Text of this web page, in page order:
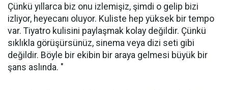
Çünkü yıllarca biz onu izlemişiz, şimdi o gelip bizi
izliyor, heyecanı oluyor. Kuliste hep yüksek bir tempo
var. Tiyatro kulisini paylaşmak kolay değildir. Çünkü
sıklıkla görüşürsünüz, sinema veya dizi seti gibi
değildir. Böyle bir ekibin bir araya gelmesi büyük bir
şans aslında. "